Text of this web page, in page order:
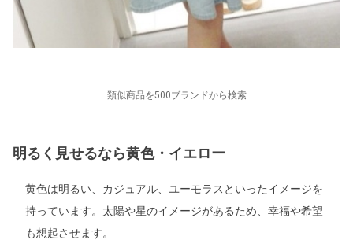
類似商品を500ブランドから検索
明るく見せるなら黄色・イエロー
黄色は明るい、カジュアル、ユーモラスといったイメージを
持っています。太陽や星のイメージがあるため、幸福や希望
も想起させます。